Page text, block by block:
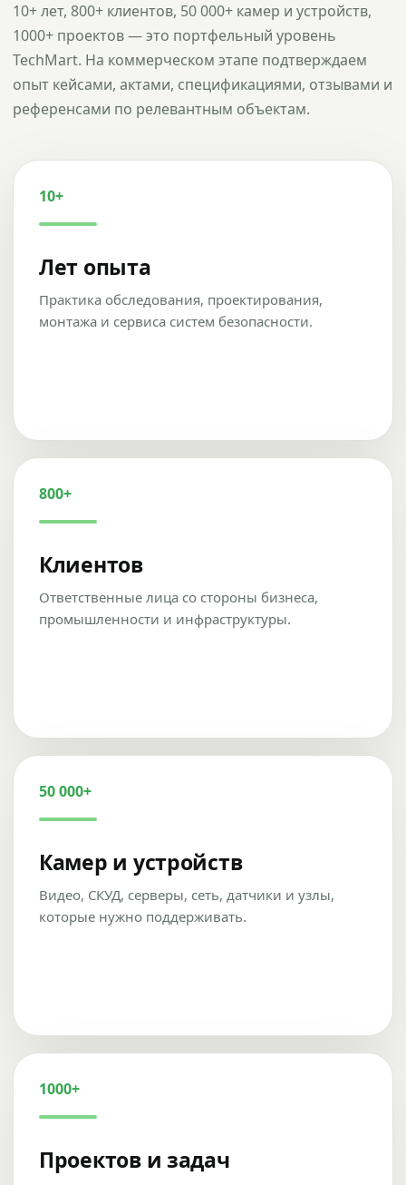
10+ лет, 800+ клиентов, 50 000+ камер и устройств,
1000+ проектов — это портфельный уровень
TechMart. На коммерческом этапе подтверждаем
опыт кейсами, актами, спецификациями, отзывами и
референсами по релевантным объектам.
10+
Лет опыта
Практика обследования, проектирования,
монтажа и сервиса систем безопасности.
800+
Клиентов
Ответственные лица со стороны бизнеса,
промышленности и инфраструктуры.
50 000+
Камер и устройств
Видео, СКУД, серверы, сеть, датчики и узлы,
которые нужно поддерживать.
1000+
Проектов и задач